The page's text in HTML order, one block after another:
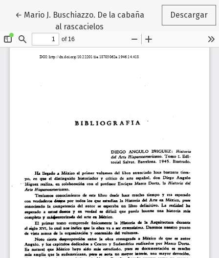
← Volver a los detalles del artículo
Mario J. Buschiazzo. De la cabaña
al rascacielos
Descargar